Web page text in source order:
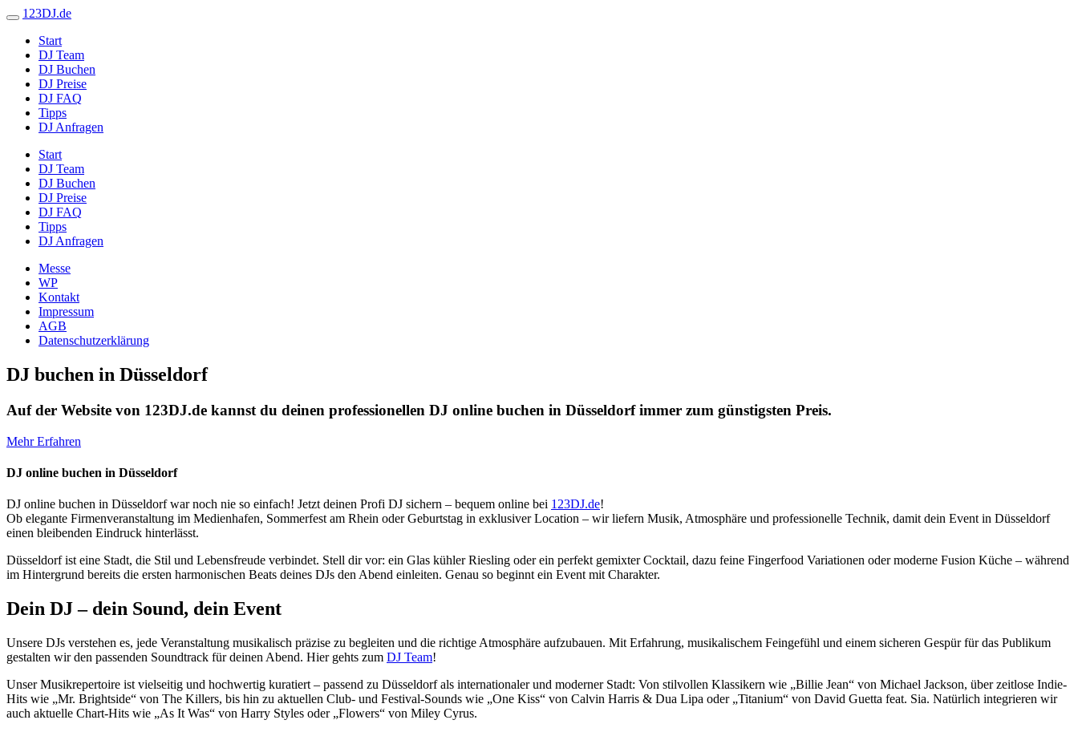
123DJ.de
Start
DJ Team
DJ Buchen
DJ Preise
DJ FAQ
Tipps
DJ Anfragen
Start
DJ Team
DJ Buchen
DJ Preise
DJ FAQ
Tipps
DJ Anfragen
Messe
WP
Kontakt
Impressum
AGB
Datenschutzerklärung
DJ buchen in Düsseldorf
Auf der Website von 123DJ.de kannst du deinen professionellen DJ online buchen in Düsseldorf immer zum günstigsten Preis.
Mehr Erfahren
DJ online buchen in Düsseldorf
DJ online buchen in Düsseldorf war noch nie so einfach! Jetzt deinen Profi DJ sichern – bequem online bei 123DJ.de!
Ob elegante Firmenveranstaltung im Medienhafen, Sommerfest am Rhein oder Geburtstag in exklusiver Location – wir liefern Musik, Atmosphäre und professionelle Technik, damit dein Event in Düsseldorf
einen bleibenden Eindruck hinterlässt.
Düsseldorf ist eine Stadt, die Stil und Lebensfreude verbindet. Stell dir vor: ein Glas kühler Riesling oder ein perfekt gemixter Cocktail, dazu feine Fingerfood Variationen oder moderne Fusion Küche – während
im Hintergrund bereits die ersten harmonischen Beats deines DJs den Abend einleiten. Genau so beginnt ein Event mit Charakter.
Dein DJ – dein Sound, dein Event
Unsere DJs verstehen es, jede Veranstaltung musikalisch präzise zu begleiten und die richtige Atmosphäre aufzubauen. Mit Erfahrung, musikalischem Feingefühl und einem sicheren Gespür für das Publikum
gestalten wir den passenden Soundtrack für deinen Abend. Hier gehts zum DJ Team!
Unser Musikrepertoire ist vielseitig und hochwertig kuratiert – passend zu Düsseldorf als internationaler und moderner Stadt: Von stilvollen Klassikern wie „Billie Jean“ von Michael Jackson, über zeitlose Indie-
Hits wie „Mr. Brightside“ von The Killers, bis hin zu aktuellen Club- und Festival-Sounds wie „One Kiss“ von Calvin Harris & Dua Lipa oder „Titanium“ von David Guetta feat. Sia. Natürlich integrieren wir
auch aktuelle Chart-Hits wie „As It Was“ von Harry Styles oder „Flowers“ von Miley Cyrus.